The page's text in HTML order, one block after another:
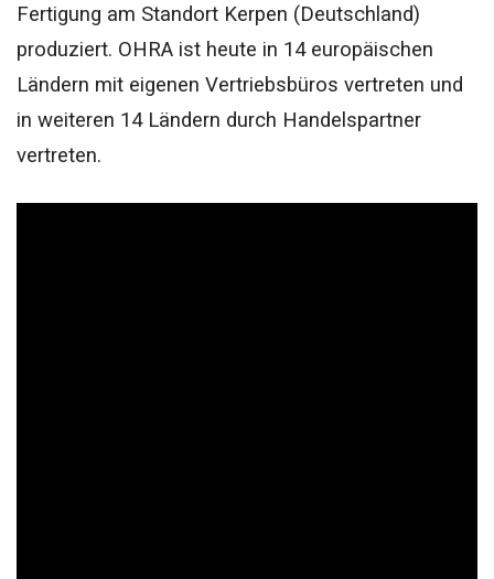
Fertigung am Standort Kerpen (Deutschland)
produziert. OHRA ist heute in 14 europäischen
Ländern mit eigenen Vertriebsbüros vertreten und
in weiteren 14 Ländern durch Handelspartner
vertreten.